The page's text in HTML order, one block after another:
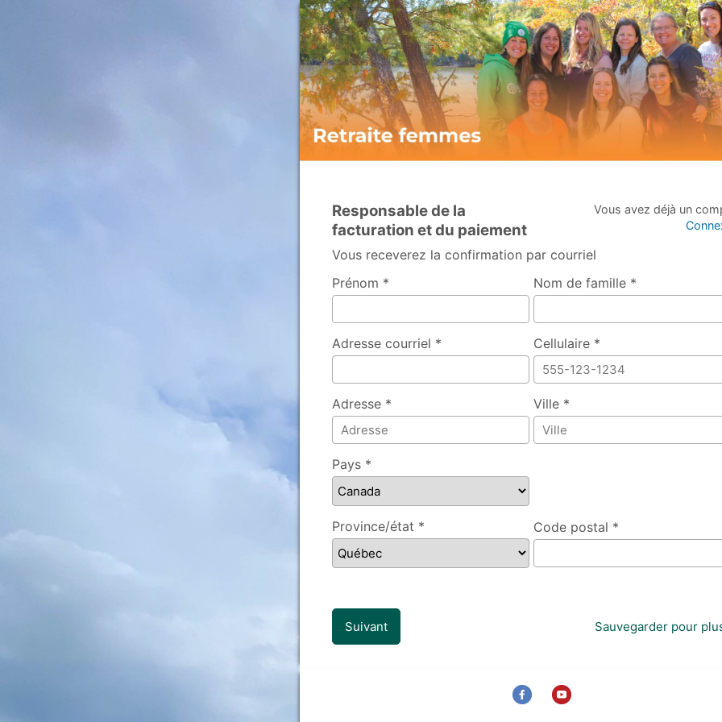
Responsable de la
facturation et du paiement
Vous avez déjà un
Vous receverez la confirmation par courriel
Prénom *
Nom de famille *
Adresse courriel * Cellulaire *
Adresse * Ville *
Pays *
Province/état * Code postal *
Suivant Sauvegarder pour